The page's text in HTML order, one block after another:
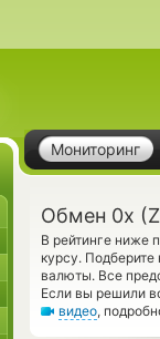
Мониторинг
Обмен 0x
В рейтинге ниже
курсу.
валюты. Все
Если вы решили
видео,